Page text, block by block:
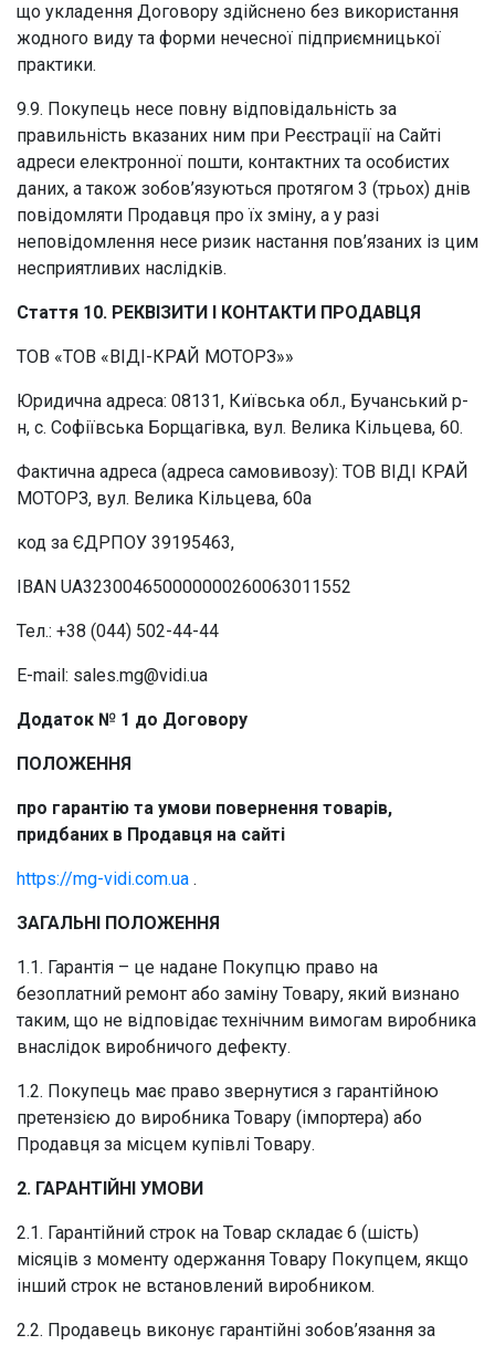
що укладення Договору здійснено без використання
жодного виду та форми нечесної підприємницької
практики.
9.9. Покупець несе повну відповідальність за
правильність вказаних ним при Реєстрації на Сайті
адреси електронної пошти, контактних та особистих
даних, а також зобов’язуються протягом 3 (трьох) днів
повідомляти Продавця про їх зміну, а у разі
неповідомлення несе ризик настання пов’язаних із цим
несприятливих наслідків.
Стаття 10. РЕКВІЗИТИ І КОНТАКТИ ПРОДАВЦЯ
ТОВ «ТОВ «ВІДІ-КРАЙ МОТОРЗ»»
Юридична адреса: 08131, Київська обл., Бучанський р-
н, с. Софіївська Борщагівка, вул. Велика Кільцева, 60.
Фактична адреса (адреса самовивозу): ТОВ ВІДІ КРАЙ
МОТОРЗ, вул. Велика Кільцева, 60а
код за ЄДРПОУ 39195463,
IBAN UA323004650000000260063011552
Тел.: +38 (044) 502-44-44
E-mail: sales.mg@vidi.ua
Додаток № 1 до Договору
ПОЛОЖЕННЯ
про гарантію та умови повернення товарів,
придбаних в Продавця на сайті
https://mg-vidi.com.ua .
ЗАГАЛЬНІ ПОЛОЖЕННЯ
1.1. Гарантія – це надане Покупцю право на
безоплатний ремонт або заміну Товару, який визнано
таким, що не відповідає технічним вимогам виробника
внаслідок виробничого дефекту.
1.2. Покупець має право звернутися з гарантійною
претензією до виробника Товару (імпортера) або
Продавця за місцем купівлі Товару.
2. ГАРАНТІЙНІ УМОВИ
2.1. Гарантійний строк на Товар складає 6 (шість)
місяців з моменту одержання Товару Покупцем, якщо
інший строк не встановлений виробником.
2.2. Продавець виконує гарантійні зобов’язання за